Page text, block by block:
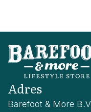
Adres
Barefoot & More